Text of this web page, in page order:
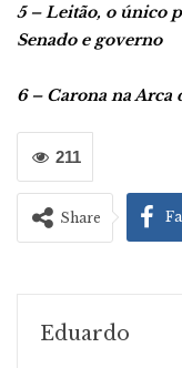
5 – Leitão, o único
Senado e governo
6 – Carona na Arca
211
Share
Eduardo